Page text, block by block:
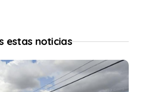
estas noticias